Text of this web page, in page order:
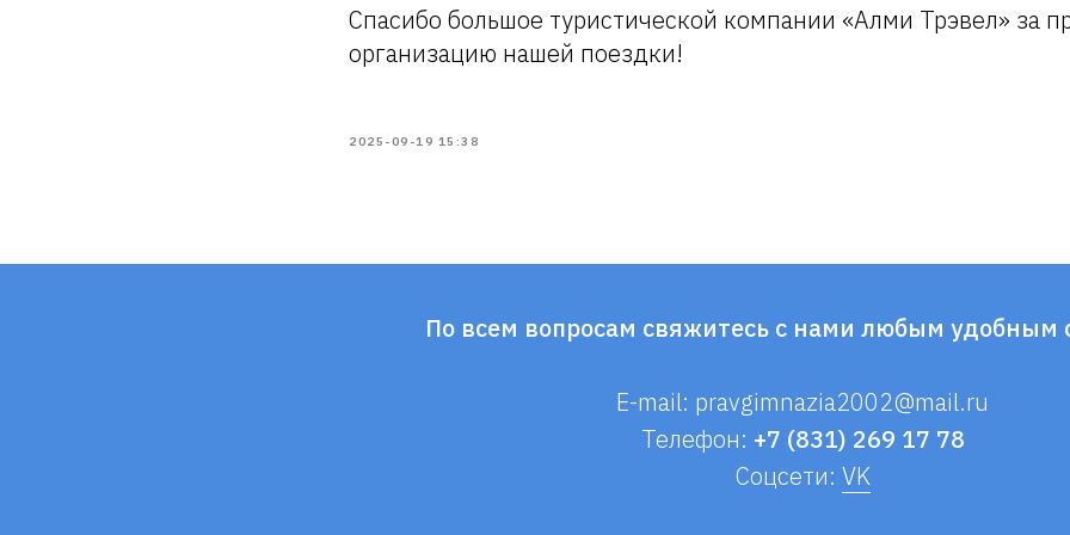
Спасибо большое туристической компании «Алми Трэвел» за
организацию нашей поездки!
2025-09-19 15:38
По всем вопросам свяжитесь с нами любым удобным
E-mail: pravgimnazia2002@mail.ru
Телефон: +7 (831) 269 17 78
Соцсети: VK